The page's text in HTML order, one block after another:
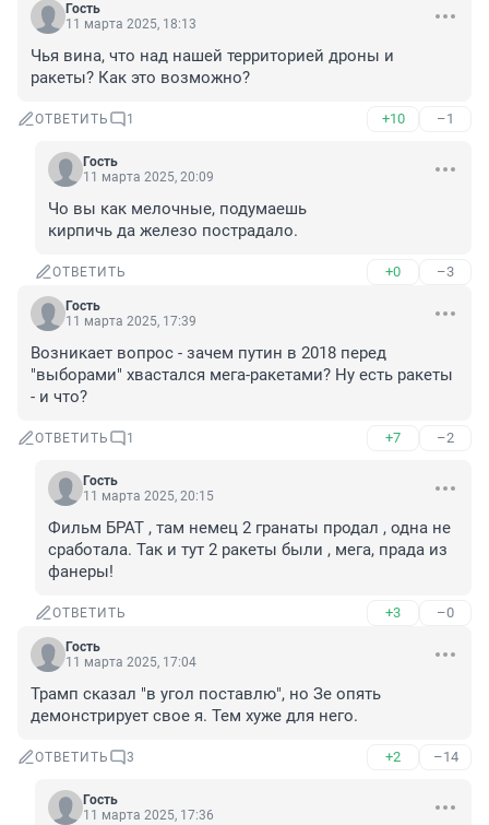
Гость
11 марта 2025, 18:13
Чья вина, что над нашей территорией дроны и
ракеты? Как это возможно?
ОТВЕТИТЬ 1 +10 –1
Гость
11 марта 2025, 20:09
Чо вы как мелочные, подумаешь
кирпичь да железо пострадало.
ОТВЕТИТЬ +0 –3
Гость
11 марта 2025, 17:39
Возникает вопрос - зачем путин в 2018 перед
"выборами" хвастался мега-ракетами? Ну есть ракеты
- и что?
ОТВЕТИТЬ 1 +7 –2
Гость
11 марта 2025, 20:15
Фильм БРАТ , там немец 2 гранаты продал , одна не
сработала. Так и тут 2 ракеты были , мега, прада из
фанеры!
ОТВЕТИТЬ +3 –0
Гость
11 марта 2025, 17:04
Трамп сказал "в угол поставлю", но Зе опять
демонстрирует свое я. Тем хуже для него.
ОТВЕТИТЬ 3 +2 –14
Гость
11 марта 2025, 17:36